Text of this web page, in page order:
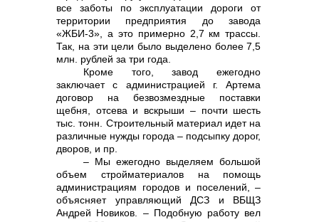
+7 (423) 234 50 50
все заботы по эксплуатации дороги от
территории предприятия до завода
«ЖБИ-3», а это примерно 2,7 км трассы.
Так, на эти цели было выделено более 7,5
млн. рублей за три года.
Кроме того, завод ежегодно
заключает с администрацией г. Артема
договор на безвозмездные поставки
щебня, отсева и вскрыши – почти шесть
тыс. тонн. Строительный материал идет на
различные нужды города – подсыпку дорог,
дворов, и пр.
– Мы ежегодно выделяем большой
объем стройматериалов на помощь
администрациям городов и поселений, –
объясняет управляющий ДСЗ и ВБЩЗ
Андрей Новиков. – Подобную работу вел